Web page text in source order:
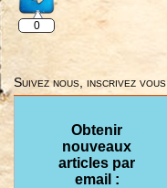
0
Suivez nous, inscrivez vous
Obtenir
nouveaux
articles par
email :